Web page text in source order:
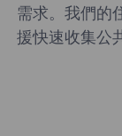
需求。我們的
援快速收集公